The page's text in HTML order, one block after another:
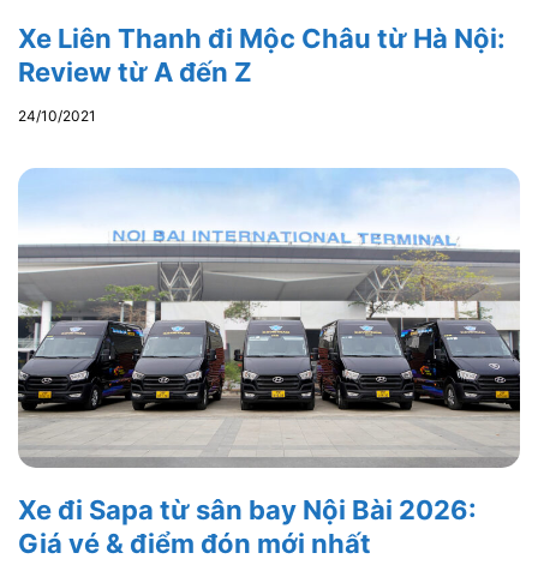
Xe Liên Thanh đi Mộc Châu từ Hà Nội:
Review từ A đến Z
24/10/2021
Xe đi Sapa từ sân bay Nội Bài 2026:
Giá vé & điểm đón mới nhất